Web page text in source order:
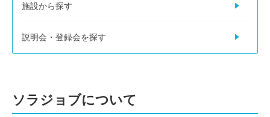
施設から探す
説明会・登録会を探す
ソラジョブについて